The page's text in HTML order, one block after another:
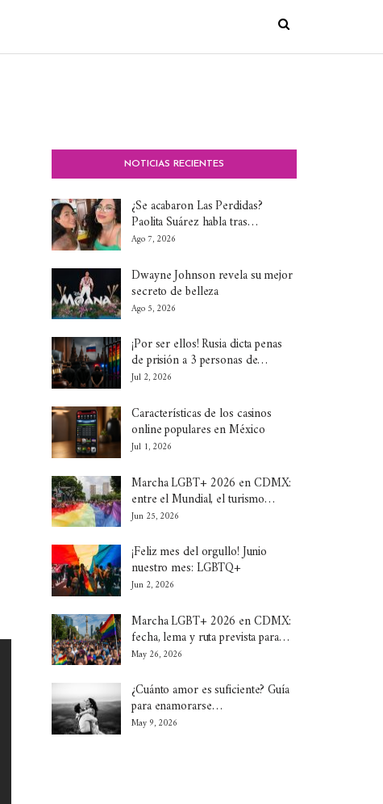
NOTICIAS RECIENTES
¿Se acabaron Las Perdidas?
Paolita Suárez habla tras…
Ago 7, 2026
Dwayne Johnson revela su mejor
secreto de belleza
Ago 5, 2026
¡Por ser ellos! Rusia dicta penas
de prisión a 3 personas de…
Jul 2, 2026
Características de los casinos
online populares en México
Jul 1, 2026
Marcha LGBT+ 2026 en CDMX:
entre el Mundial, el turismo…
Jun 25, 2026
¡Feliz mes del orgullo! Junio
nuestro mes: LGBTQ+
Jun 2, 2026
Marcha LGBT+ 2026 en CDMX:
fecha, lema y ruta prevista para…
May 26, 2026
¿Cuánto amor es suficiente? Guía
para enamorarse…
May 9, 2026